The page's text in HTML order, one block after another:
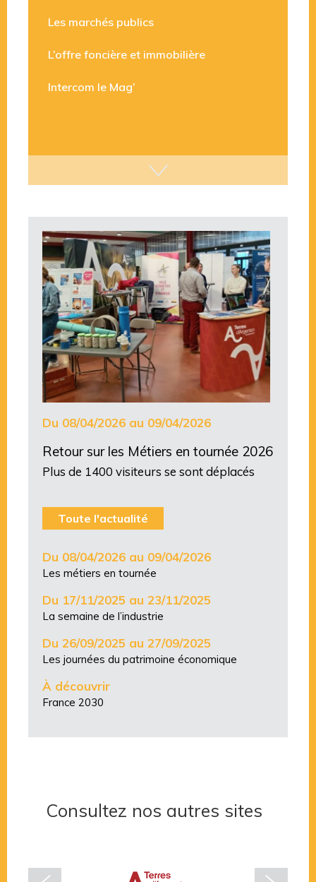
Portail des aides nationales
Les marchés publics
L’offre foncière et immobilière
Du 08/04/2026 au 09/04/2026
Retour sur les Métiers en tournée 2026
Plus de 1400 visiteurs se sont déplacés
Toute l'actualité
Du 08/04/2026 au 09/04/2026
Les métiers en tournée
Du 17/11/2025 au 23/11/2025
La semaine de l’industrie
Du 26/09/2025 au 27/09/2025
Les journées du patrimoine économique
À découvrir
France 2030
Consultez nos autres sites